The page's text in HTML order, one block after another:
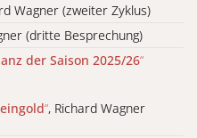
Wagner (zweiter Zyklus)
(dritte Besprechung)
der Saison 2025/26“
“, Richard Wagner